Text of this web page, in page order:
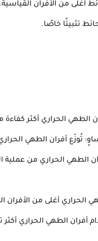
أغلى من الأفران القياسية.
تثبيتًا خاصًا.
الطهي الحراري أكثر كفاءة
تُوزّع أفران الطهي
الطهي الحراري من عملية
الحراري أغلى من الأفران
أفران الطهي الحراري أكثر